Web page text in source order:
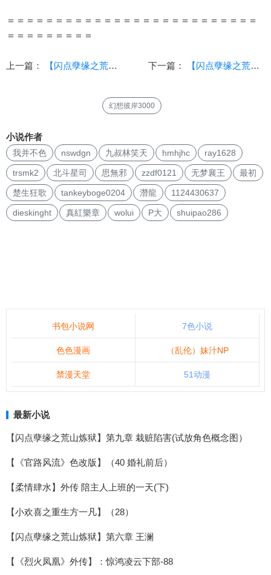
＝＝＝＝＝＝＝＝＝＝＝＝＝＝＝＝＝＝＝＝＝＝＝＝＝＝
＝＝＝＝＝＝＝＝＝
上一篇： 【闪点孽缘之荒山炼狱】第八章 中山狼 剧情章(无肉) 下一篇： 【闪点孽缘之荒山炼狱】第十一章 同床(附三女同框AI图）
幻想彼岸3000
小说作者
我并不色 nswdgn 九叔林笑天 hmhjhc ray1628
trsmk2 北斗星司 思無邪 zzdf0121 无梦襄王 最初
楚生狂歌 tankeyboge0204 潛龍 1124430637
dieskinght 真紅樂章 wolui P大 shuipao286
书包小说网 7色小说
色色漫画 （乱伦）妹汁NP
禁漫天堂 51动漫
最新小说
【闪点孽缘之荒山炼狱】第九章 栽赃陷害(试放角色概念图）
【《官路风流》色改版】（40 婚礼前后）
【柔情肆水】外传 陪主人上班的一天(下)
【小欢喜之重生方一凡】（28）
【闪点孽缘之荒山炼狱】第六章 王澜
【《烈火凤凰》外传】：惊鸿凌云下部-88